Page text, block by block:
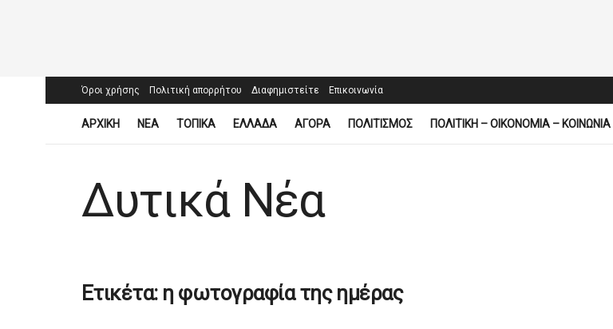
Όροι χρήσης Πολιτική απορρήτου Διαφημιστείτε Επικοινωνία
ΑΡΧΙΚΗ ΝΕΑ ΤΟΠΙΚΑ ΕΛΛΑΔΑ ΑΓΟΡΑ ΠΟΛΙΤΙΣΜΟΣ ΠΟΛΙΤΙΚΗ – ΟΙΚΟΝΟΜΙΑ – ΚΟΙΝΩΝΙΑ
Δυτικά Νέα
Ετικέτα: η φωτογραφία της ημέρας